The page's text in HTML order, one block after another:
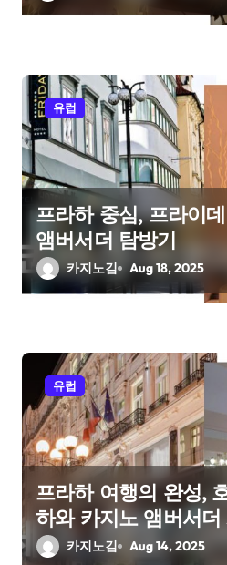
유럽
프라하 중심, 프라이
앰버서더 탐방기
카지노김 Aug 18, 2025
유럽
프라하 여행의 완성,
하와 카지노 앰버서더
카지노김 Aug 14, 2025